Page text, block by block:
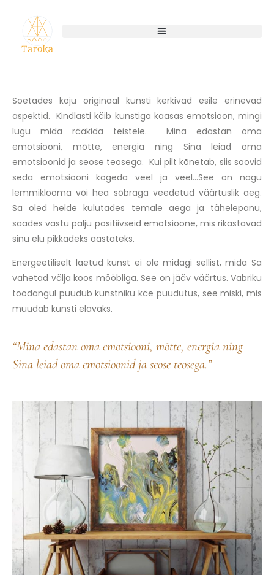
Soetades koju originaal kunsti kerkivad esile erinevad
aspektid. Kindlasti käib kunstiga kaasas emotsioon, mingi
lugu mida rääkida teistele. Mina edastan oma
emotsiooni, mõtte, energia ning Sina leiad oma
emotsioonid ja seose teosega. Kui pilt kõnetab, siis soovid
seda emotsiooni kogeda veel ja veel…See on nagu
lemmiklooma või hea sõbraga veedetud väärtuslik aeg.
Sa oled helde kulutades temale aega ja tähelepanu,
saades vastu palju positiivseid emotsioone, mis rikastavad
sinu elu pikkadeks aastateks.
Energeetiliselt laetud kunst ei ole midagi sellist, mida Sa
vahetad välja koos mööbliga. See on jääv väärtus. Vabriku
toodangul puudub kunstniku käe puudutus, see miski, mis
muudab kunsti elavaks.
“Mina edastan oma emotsiooni, mõtte, energia ning
Sina leiad oma emotsioonid ja seose teosega.”